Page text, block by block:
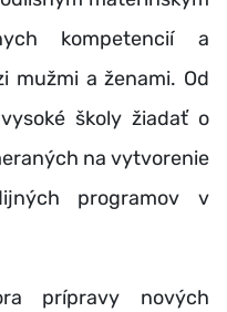
kompetencií a
mužmi a ženami. Od
školy žiadať o
na vytvorenie
programov v
prípravy nových